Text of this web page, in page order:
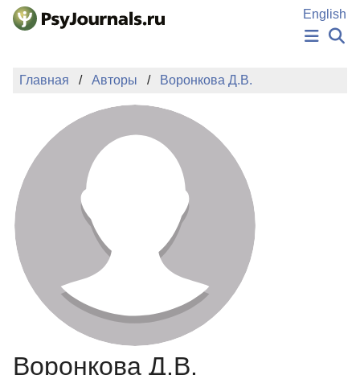
Перейти к основному содержанию
English
НОВОСТИ
АВТОРЫ
ПОДАТЬ РУКОПИСЬ
БАЗА ЗНАНИЙ
КЛЮЧЕВЫЕ СЛОВА
Регистрация
Главная Авторы Воронкова Д.В.
Воронкова Д.В.